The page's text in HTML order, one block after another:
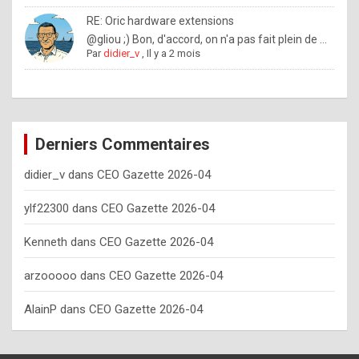
o
w
o
e
y
o
u
s
h
o
RE: Oric hardware extensions
@gliou ;) Bon, d'accord, on n'a pas fait plein de ...
Pardidier_v ,Il y a 2 mois
Derniers Commentaires
didier_v dans CEO Gazette 2026-04
ylf22300 dans CEO Gazette 2026-04
Kenneth dans CEO Gazette 2026-04
arzooooo dans CEO Gazette 2026-04
AlainP dans CEO Gazette 2026-04